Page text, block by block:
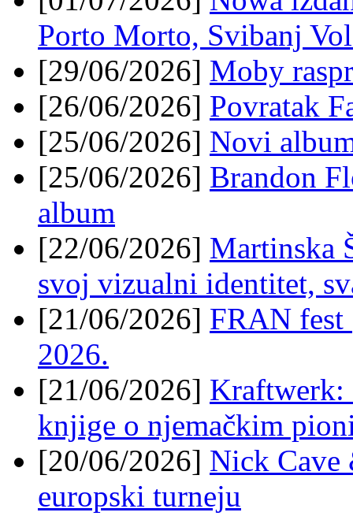
Porto Morto, Svibanj
[29/06/2026] Moby
[26/06/2026] Povratak
[25/06/2026] Novi
[25/06/2026] Brandon
album
[22/06/2026] Martinska
svoj vizualni identitet,
[21/06/2026] FRAN fest
2026.
[21/06/2026] Kraftwerk:
knjige o njemačkim
[20/06/2026] Nick Cave
europski turneju